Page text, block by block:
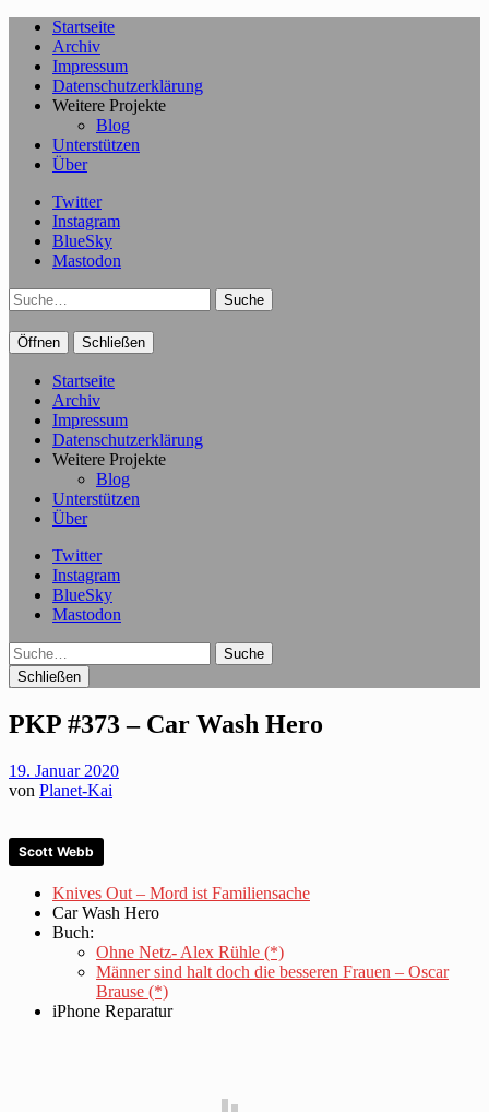
Startseite
Archiv
Impressum
Datenschutzerklärung
Weitere Projekte
Blog
Unterstützen
Über
Twitter
Instagram
BlueSky
Mastodon
Suche
Öffnen Schließen
Startseite
Archiv
Impressum
Datenschutzerklärung
Weitere Projekte
Blog
Unterstützen
Über
Twitter
Instagram
BlueSky
Mastodon
Suche
Schließen
PKP #373 – Car Wash Hero
19. Januar 2020
von Planet-Kai
Scott Webb
Knives Out – Mord ist Familiensache
Car Wash Hero
Buch:
Ohne Netz- Alex Rühle (*)
Männer sind halt doch die besseren Frauen – Oscar
Brause (*)
iPhone Reparatur